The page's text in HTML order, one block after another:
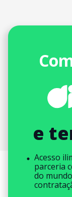
e
Acesso
parceria
do